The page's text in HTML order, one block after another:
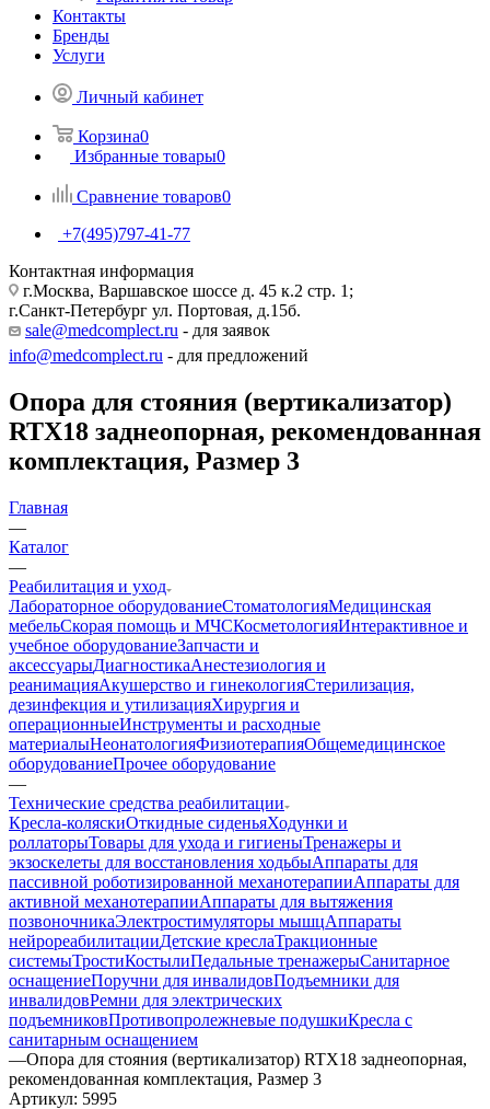
Контакты
Бренды
Услуги
Личный кабинет
Корзина0
Избранные товары0
Сравнение товаров0
+7(495)797-41-77
Контактная информация
г.Москва, Варшавское шоссе д. 45 к.2 стр. 1;
г.Санкт-Петербург ул. Портовая, д.15б.
sale@medcomplect.ru - для заявок
info@medcomplect.ru - для предложений
Опора для стояния (вертикализатор)
RTX18 заднеопорная, рекомендованная
комплектация, Размер 3
Главная
—
Каталог
—
Реабилитация и уход
Лабораторное оборудованиеСтоматологияМедицинская
мебельСкорая помощь и МЧСКосметологияИнтерактивное и
учебное оборудованиеЗапчасти и
аксессуарыДиагностикаАнестезиология и
реанимацияАкушерство и гинекологияСтерилизация,
дезинфекция и утилизацияХирургия и
операционныеИнструменты и расходные
материалыНеонатологияФизиотерапияОбщемедицинское
оборудованиеПрочее оборудование
—
Технические средства реабилитации
Кресла-коляскиОткидные сиденьяХодунки и
роллаторыТовары для ухода и гигиеныТренажеры и
экзоскелеты для восстановления ходьбыАппараты для
пассивной роботизированной механотерапииАппараты для
активной механотерапииАппараты для вытяжения
позвоночникаЭлектростимуляторы мышцАппараты
нейрореабилитацииДетские креслаТракционные
системыТростиКостылиПедальные тренажерыСанитарное
оснащениеПоручни для инвалидовПодъемники для
инвалидовРемни для электрических
подъемниковПротивопролежневые подушкиКресла с
санитарным оснащением
—Опора для стояния (вертикализатор) RTX18 заднеопорная,
рекомендованная комплектация, Размер 3
Артикул: 5995